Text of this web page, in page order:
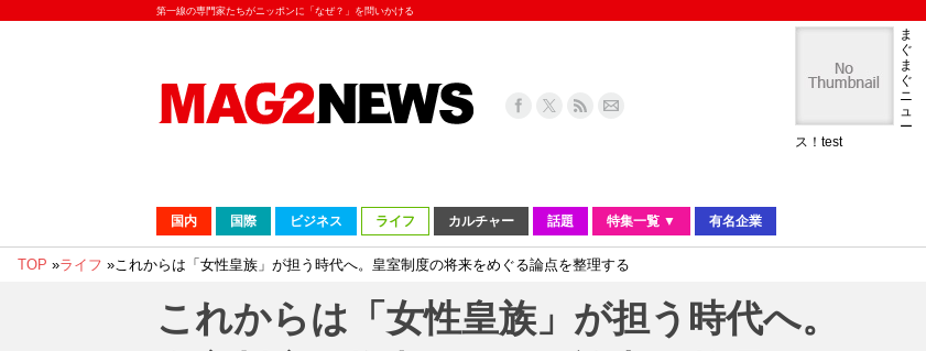
第一線の専門家たちがニッポンに「なぜ？」を問いかける
ま
ぐ
ま
ぐ
ニ
ュ
ー
ス！test
国内 国際 ビジネス ライフ カルチャー 話題 特集一覧 ▼ 有名企業
TOP »ライフ »これからは「女性皇族」が担う時代へ。皇室制度の将来をめぐる論点を整理する
これからは「女性皇族」が担う時代へ。